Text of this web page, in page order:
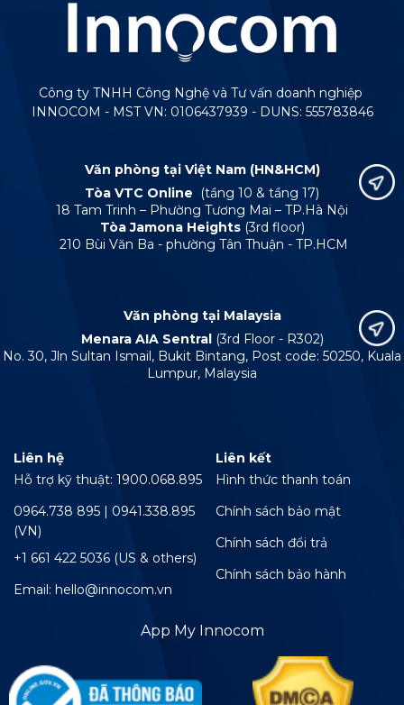
Công ty TNHH Công Nghệ và Tư vấn doanh nghiệp
INNOCOM - MST VN: 0106437939 - DUNS: 555783846
Văn phòng tại Việt Nam (HN&HCM)
Tòa VTC Online
(tầng 10 & tầng 17)
18 Tam Trinh – Phường Tương Mai – TP.Hà Nội
Tòa Jamona Heights (3rd floor)
210 Bùi Văn Ba - phường Tân Thuận - TP.HCM
Văn phòng tại Malaysia
Menara AIA Sentral (3rd Floor - R302)
No. 30, Jln Sultan Ismail, Bukit Bintang, Post code: 50250, Kuala
Lumpur, Malaysia
Liên hệ
Hỗ trợ kỹ thuật: 1900.068.895
0964.738 895 | 0941.338.895
(VN)
+1 661 422 5036 (US & others)
Email: hello@innocom.vn
Liên kết
Hình thức thanh toán
Chính sách bảo mật
Chính sách đổi trả
Chính sách bảo hành
App My Innocom